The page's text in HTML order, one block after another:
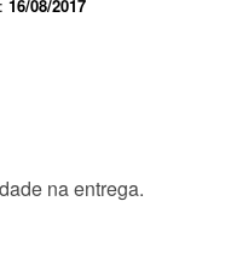
16/08/2017
na entrega.